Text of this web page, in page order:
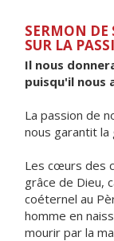
SERMON DE
SUR LA
Il nous
puisqu'il nous
La passion de
nous garantit la
Les cœurs des
grâce de Dieu,
coéternel au
homme en
mourir par la